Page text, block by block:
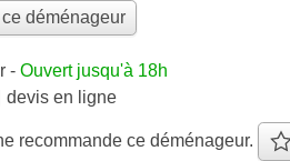
déménageur
- Ouvert jusqu'à 18h
devis en ligne
recommande ce déménageur.